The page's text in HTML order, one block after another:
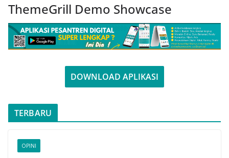
ThemeGrill Demo Showcase
DOWNLOAD APLIKASI
TERBARU
OPINI